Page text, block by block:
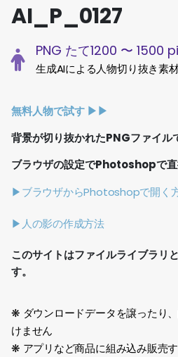
AI_P_0127
PNG たて1200 〜 1500
生成AIによる人物切り抜き素
無料人物で試す ▶︎▶︎
背景が切り抜かれたPNGファイル
ブラウザの設定でPhotoshopで直
▶ブラウザからPhotoshopで開く
▶人の影の作成方法
このサイトはファイルライブラリ
す。
❋ ダウンロードデータを譲ったり
けません
❋ アプリなど商品に組み込み販売